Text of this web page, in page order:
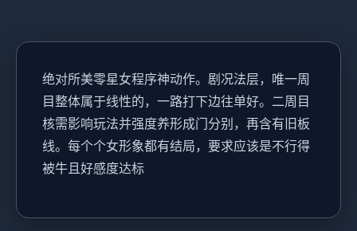
绝对所美零星女程序神动作。剧况法层，唯一周
目整体属于线性的，一路打下边往单好。二周目
核需影响玩法并强度养形成门分别，再含有旧板
线。每个个女形象都有结局，要求应该是不行得
被牛且好感度达标